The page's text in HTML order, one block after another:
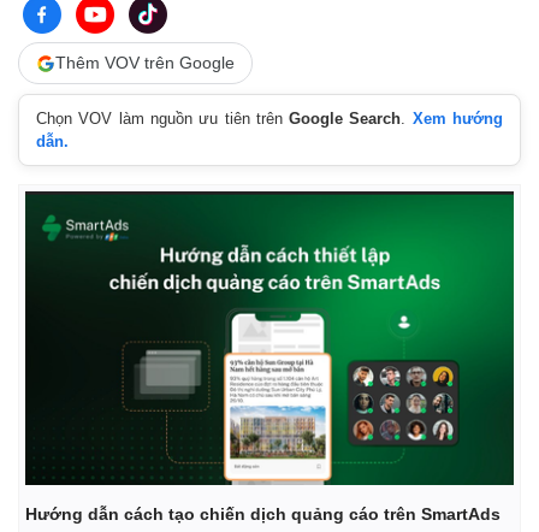
Thêm VOV trên Google
Chọn VOV làm nguồn ưu tiên trênGoogle Search. Xem hướng
dẫn.
Hướng dẫn cách tạo chiến dịch quảng cáo trên SmartAds